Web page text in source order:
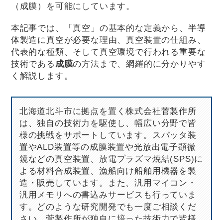
（成膜）を可能にしています。
本記事では、「真空」の基本的な定義から、半導
体製造に真空が必要な理由、真空装置の仕組み、
代表的な種類、そして真空環境で行われる重要な
技術である 成膜の方法まで、網羅的に分かりやす
く解説します。
北海道北斗市に拠点を置く株式会社菅製作所
は、独自の技術力を駆使し、幅広い分野で皆
様の挑戦をサポートしています。スパッタ装
置やALD装置等の成膜装置や光放出電子顕微
鏡などの真空装置、放電プラズマ焼結(SPS)に
よる材料合成装置、漁船向け船舶用機器を製
造・販売しています。また、汎用マイコン・
汎用メモリへの書込みサービスも行っていま
す。どのような研究開発でも一度ご相談くだ